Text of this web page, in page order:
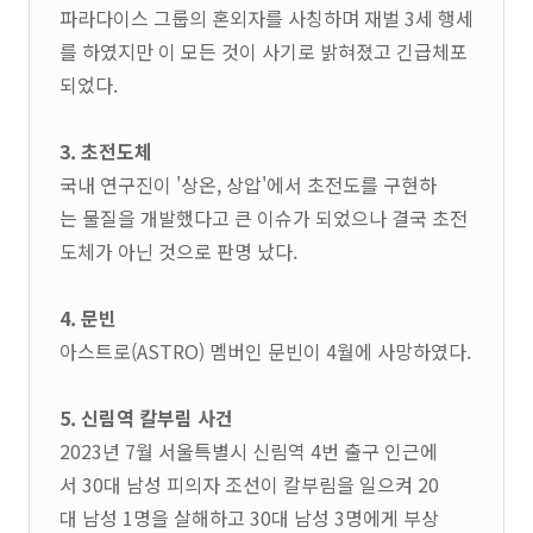
파라다이스 그룹의 혼외자를 사칭하며 재벌 3세 행세
를 하였지만 이 모든 것이 사기로 밝혀졌고 긴급체포
되었다.
3. 초전도체
국내 연구진이 '상온, 상압'에서 초전도를 구현하
는 물질을 개발했다고 큰 이슈가 되었으나 결국 초전
도체가 아닌 것으로 판명 났다.
4. 문빈
아스트로(ASTRO) 멤버인 문빈이 4월에 사망하였다.
5. 신림역 칼부림 사건
2023년 7월 서울특별시 신림역 4번 출구 인근에
서 30대 남성 피의자 조선이 칼부림을 일으켜 20
대 남성 1명을 살해하고 30대 남성 3명에게 부상